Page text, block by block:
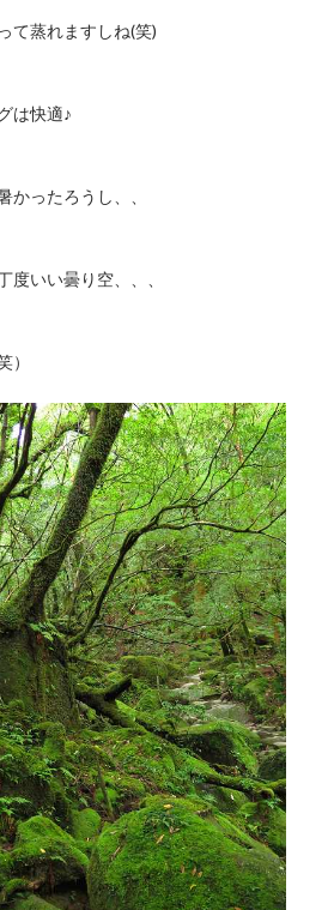
て蒸れますしね(笑)
は快適♪
かったろうし、、
度いい曇り空、、、
）